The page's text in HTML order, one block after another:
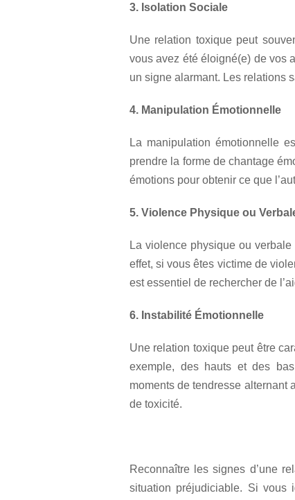
3. Isolation Sociale
Une relation toxique peut
vous avez été éloigné(e) de vos
un signe alarmant. Les relations
4. Manipulation Émotionnelle
La manipulation émotionnelle
prendre la forme de chantage
émotions pour obtenir ce que
5. Violence Physique ou
La violence physique ou
effet, si vous êtes victime de
est essentiel de rechercher de
6. Instabilité Émotionnelle
Une relation toxique peut être
exemple, des hauts et des
moments de tendresse alternant
de toxicité.
Reconnaître les signes d’une
situation préjudiciable. Si vous